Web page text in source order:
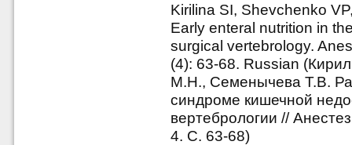
Kirilina SI, Shevchenko
Early enteral nutrition in
surgical vertebrology.
(4): 63-68. Russian
М.Н., Семенычева Т.В.
синдроме кишечной
вертебрологии //
4. С. 63-68)